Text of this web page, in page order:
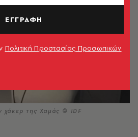
χάκερ της Χαμάς © IDF
ΕΓΓΡΑΦΗ
Πολιτική Προστασίας Προσωπικών